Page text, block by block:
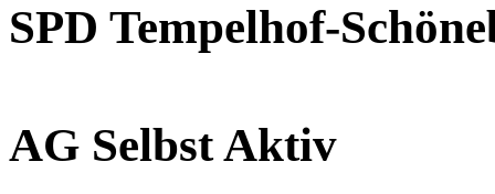
SPD Tempelhof-
AG Selbst Aktiv